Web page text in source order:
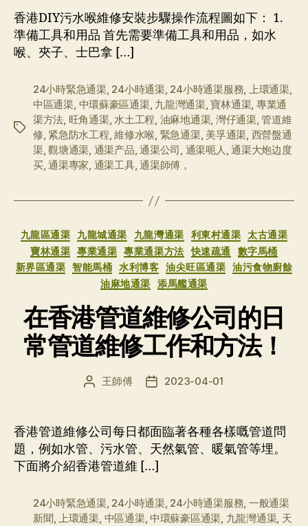
者
期
香港DIY污水喉維修安裝步驟操作流程圖如下： 1.
準備工具和用品 首先需要準備工具和用品，如水
喉、夾子、士巴拿 […]
标
24小時緊急通渠, 24小時通渠, 24小時通渠服務, 上環通渠,
中區通渠, 中環蘇豪區通渠, 九龍灣通渠,寶林通渠, 專業通
渠方法, 旺角通渠,水土工程, 油麻地通渠, 灣仔通渠,管道維
修, 紧急防水工程,維修水喉, 緊急通渠, 美孚通渠, 西營盤通
渠,觀塘通渠, 通渠产品,通渠公司, 通渠呃人,通渠大炮边度
买,通渠專家, 通渠工具,通渠師傅，
分
类
九龍區通渠 九龍城通渠 九龍灣通渠 利東村通渠 太古通渠
寶林通渠
專業通渠 專業通渠方法 快速疏通
數字馬桶
新界區通渠 智能馬桶 水利博客 油尖旺區通渠
油污食物廚餘
油麻地通渠
添馬艦通渠
在香港管道維修公司的日
常管道維修工作和方法！
文
者
王師傅
发
期
2023-04-01
香港管道維修公司每日都面臨著各種各樣嘅管道問
題，例如水管、污水管、天然氣管、暖氣管等埋。
下面將介紹香港管道維 […]
24小時緊急通渠, 24小時通渠, 24小時通渠服務, 一般通渠
新聞, 上環通渠, 中區通渠, 中環蘇豪區通渠, 九龍灣通渠, 天